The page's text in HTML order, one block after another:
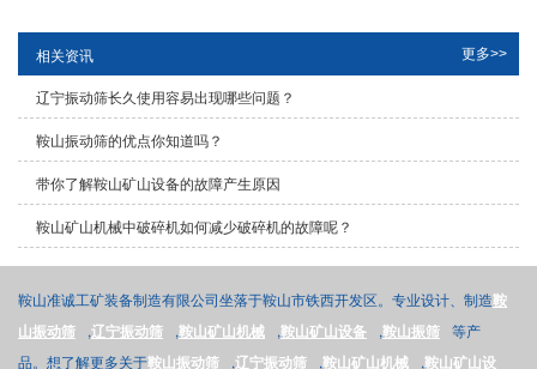
相关资讯 更多>>
辽宁振动筛长久使用容易出现哪些问题？
鞍山振动筛的优点你知道吗？
带你了解鞍山矿山设备的故障产生原因
鞍山矿山机械中破碎机如何减少破碎机的故障呢？
鞍山准诚工矿装备制造有限公司坐落于鞍山市铁西开发区。专业设计、制造鞍
山振动筛
,辽宁振动筛 ,鞍山矿山机械 ,鞍山矿山设备 ,鞍山振筛 等产
品。想了解更多关于鞍山振动筛 ,辽宁振动筛 ,鞍山矿山机械 ,鞍山矿山设